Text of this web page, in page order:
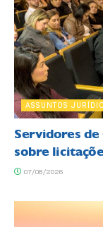
ASSUNTOS
Servidores
sobre
07/08/2026